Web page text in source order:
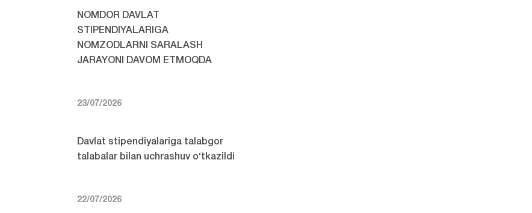
NOMDOR DAVLAT
STIPENDIYALARIGA
NOMZODLARNI SARALASH
JARAYONI DAVOM ETMOQDA
23/07/2026
Davlat stipendiyalariga talabgor
talabalar bilan uchrashuv o‘tkazildi
22/07/2026